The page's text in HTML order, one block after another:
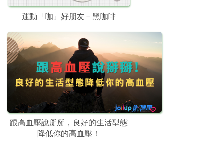
運動「咖」好朋友－黑咖啡
跟高血壓說掰掰，良好的生活型態
降低你的高血壓！